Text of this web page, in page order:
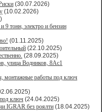
(30.07.2026)
(10.02.2026)
9 тонн, электро и бензин
(01.11.2025)
(22.10.2025)
(28.09.2025)
улица Водников, 8Ас1
монтажные работы под ключ
ключ (24.04.2025)
IGRAR без роялти (18.04.2025)